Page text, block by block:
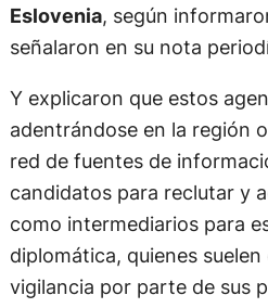
Eslovenia, según
señalaron en su nota
Y explicaron que estos
adentrándose en la región
red de fuentes de
candidatos para reclutar y
como intermediarios para
diplomática, quienes
vigilancia por parte de sus